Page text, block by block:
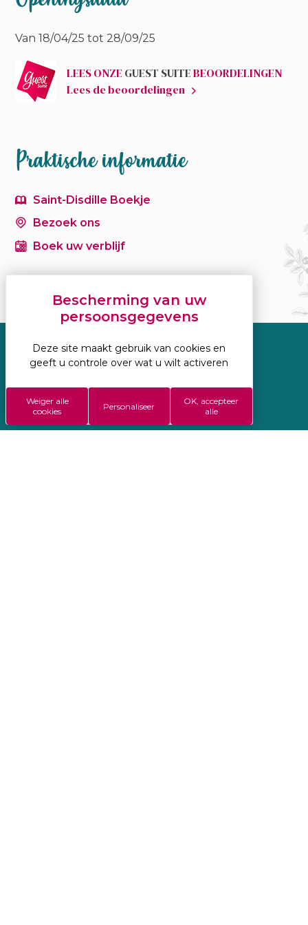
Van 18/04/25 tot 28/09/25
LEES ONZE GUEST SUITEBEOORDELINGEN
Lees de beoordelingen
Praktische informatie
Saint-Disdille Boekje
Bezoek ons
Boek uw verblijf
Geregisseerd door Koredge
Wettelijke vermeldingen
ALGEMENE VERKOOPSVOORWAARDEN
Deze site maakt gebruik van cookies en
geeft u controle over wat u wilt activeren
OK, accepteer
alle
Weiger alle
cookies
Personaliseer